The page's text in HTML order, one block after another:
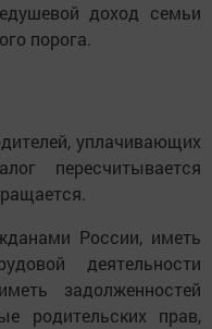
доход семьи
порога.
уплачивающих
пересчитывается
России, иметь
деятельности
задолженностей
родительских прав,